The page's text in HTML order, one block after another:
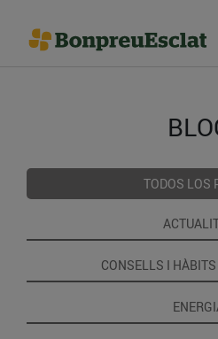
TODOS LOS
CONSELLS I